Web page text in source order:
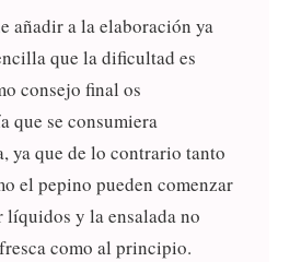
añadir a la elaboración ya
que la dificultad es
consejo final os
que se consumiera
ya que de lo contrario tanto
el pepino pueden comenzar
líquidos y la ensalada no
como al principio.